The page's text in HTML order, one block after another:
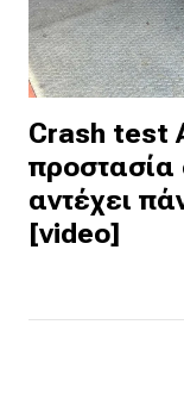
Crash test
προστασία
αντέχει
[video]